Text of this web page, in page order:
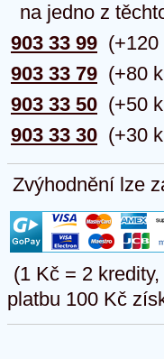
na jedno z
903 33 99
903 33 79
903 33 50
903 33 30
(+120
(+80
(+50
(+30
Zvýhodnění lze
(1 Kč = 2
platbu 100 Kč